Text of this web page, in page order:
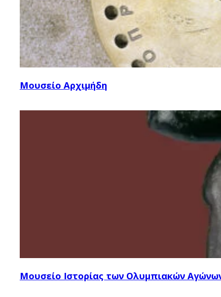
Μουσείο Αρχιμήδη
Μουσείο Ιστορίας των Ολυμπιακών